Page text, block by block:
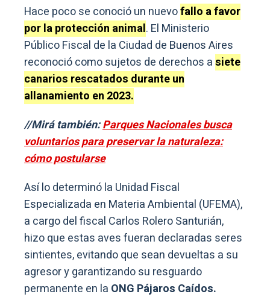
Hace poco se conoció un nuevofallo a favor
por la protección animal. El Ministerio
Público Fiscal de la Ciudad de Buenos Aires
reconoció como sujetos de derechos asiete
canarios rescatados durante un
allanamiento en 2023.
//Mirá también:Parques Nacionales busca
voluntarios para preservar la naturaleza:
cómo postularse
Así lo determinó la Unidad Fiscal
Especializada en Materia Ambiental (UFEMA),
a cargo del fiscal Carlos Rolero Santurián,
hizo que estas aves fueran declaradas seres
sintientes, evitando que sean devueltas a su
agresor y garantizando su resguardo
permanente en la ONG Pájaros Caídos.